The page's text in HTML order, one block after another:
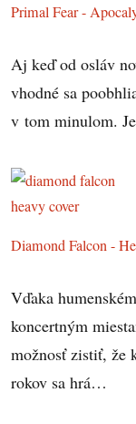
Primal Fear -
Aj keď od osláv
vhodné sa
v tom minulom.
Diamond Falcon -
Vďaka
koncertným
možnosť zistiť, že
rokov sa hrá…